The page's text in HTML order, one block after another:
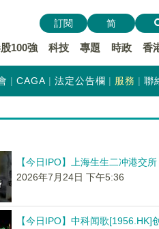
100強 科技 專題 時政 香
訂閱 简
CAGA 法定公告欄 服務 聯
【今日IPO】上海生生二冲港交所
2026年7月24日 下午5:36
【今日IPO】中科闻歌[1956.HK]